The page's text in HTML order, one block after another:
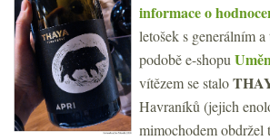
informace o
letošek s generálním
podobě e-shopu
vítězem se stalo
Havraníků (jejich
mimochodem